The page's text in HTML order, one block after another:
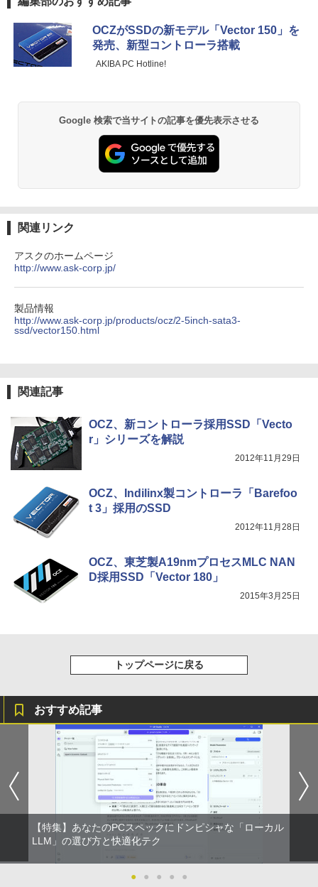
【中古】【モニターにムラあり・激安ご
奉仕】 ノートパソコン / DELL Latitude
3520 / 第11世代Corei5 / SSD256GB / メ
モリー8GB / Windows11 / USB / micro
2年保証 激安 高性能 ゲーム 本体のみ PC
高スペッ 初期設定済み
￥45,700
￥8,999
ンガンコミックス)
￥770
エース)
￥832
コミックスDIGITAL)
スーパーの裏でヤニ吸うふたり 9巻 (デジタル
OCZがSSDの新モデル「Vector 150」を
発売、新型コントローラ搭載
AKIBA PC Hotline!
Google 検索で当サイトの記事を優先表示させる
関連リンク
アスクのホームページ
http://www.ask-corp.jp/
製品情報
http://www.ask-corp.jp/products/ocz/2-5inch-sata3-
ssd/vector150.html
関連記事
OCZ、新コントローラ採用SSD「Vecto
r」シリーズを解説
2012年11月29日
OCZ、Indilinx製コントローラ「Barefoo
t 3」採用のSSD
2012年11月28日
OCZ、東芝製A19nmプロセスMLC NAN
D採用SSD「Vector 180」
2015年3月25日
トップページに戻る
おすすめ記事
【特集】あなたのPCスペックにドンピシャな「ローカル
LLM」の選び方と快適化テク
● ● ● ● ●